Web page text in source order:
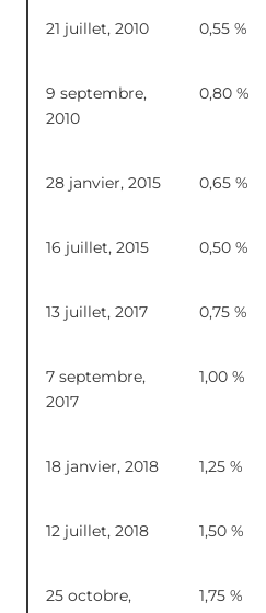
21 juillet, 2010 0,55 %
9 septembre,
2010
0,80 %
28 janvier, 2015 0,65 %
16 juillet, 2015 0,50 %
13 juillet, 2017 0,75 %
7 septembre,
2017
1,00 %
18 janvier, 2018 1,25 %
12 juillet, 2018 1,50 %
25 octobre,
1,75 %